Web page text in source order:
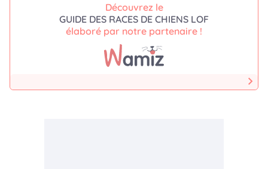
Découvrez le
GUIDE DES RACES DE CHIENS LOF
élaboré par notre partenaire !